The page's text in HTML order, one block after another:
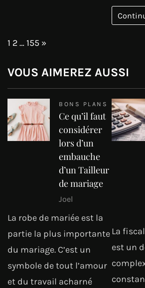
Page:
1 2…155 Next
»
VOUS AIMEREZ AUSSI
BONS PLANS
Ce qu’il faut
considérer
lors d’un
embauche
d’un Tailleur
de mariage
Joel
La robe de mariée est la
partie la plus importante
du mariage. C’est un
symbole de tout l’amour
et du travail acharné
La
est un